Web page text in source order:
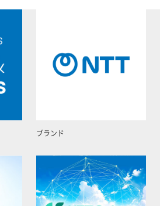
ブランド